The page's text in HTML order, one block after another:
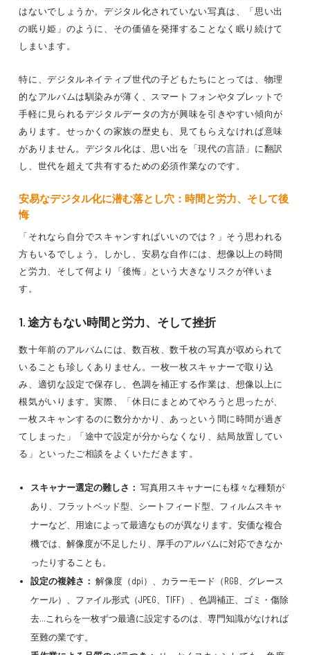
はないでしょうか。デジタル化されていない写真は、「思い出
の眠り姫」のように、その価値を発揮することなく眠り続けて
しまいます。
特に、デジタルネイティブ世代の子どもたちにとっては、物理
的なアルバムは馴染みが薄く、スマートフォンやタブレットで
手軽に見られるデジタルデータの方が興味を引きやすい傾向が
あります。せっかくの家族の歴史も、見てもらえなければ意味
がありません。デジタル化は、思い出を「現代の言語」に翻訳
し、世代を超えて共有するための必須作業なのです。
安易なデジタル化に潜む落とし穴：時間と労力、そして後
悔
「それなら自分でスキャンすればいいのでは？」そう思われる
方もいるでしょう。しかし、安易な自作には、想像以上の時間
と労力、そして何より「後悔」という大きなリスクが伴いま
す。
1. 途方もない時間と労力、そして挫折
数十年前のアルバムには、数百枚、数千枚の写真が収められて
いることも珍しくありません。一枚一枚スキャナーで取り込
み、適切な設定で保存し、色調を補正する作業は、想像以上に
根気がいります。実際、「休日にまとめてやろうと思ったが、
一枚スキャンするのに数分かかり、あっという間に時間が過ぎ
てしまった」「途中で設定が分からなくなり、結局放置してい
る」といったご相談をよくいただきます。
スキャナー選定の難しさ： 写真用スキャナーにも様々な種類が
あり、フラットベッド型、シートフィード型、フィルムスキャ
ナーなど、用途によって最適なものが異なります。安価な複合
機では、解像度が不足したり、厚手のアルバムに対応できなか
ったりすることも。
設定の複雑さ： 解像度（dpi）、カラーモード（RGB、グレース
ケール）、ファイル形式（JPEG、TIFF）、色調補正、ゴミ・傷除
去…これらを一枚ずつ最適に設定するのは、専門知識がなければ
至難の業です。